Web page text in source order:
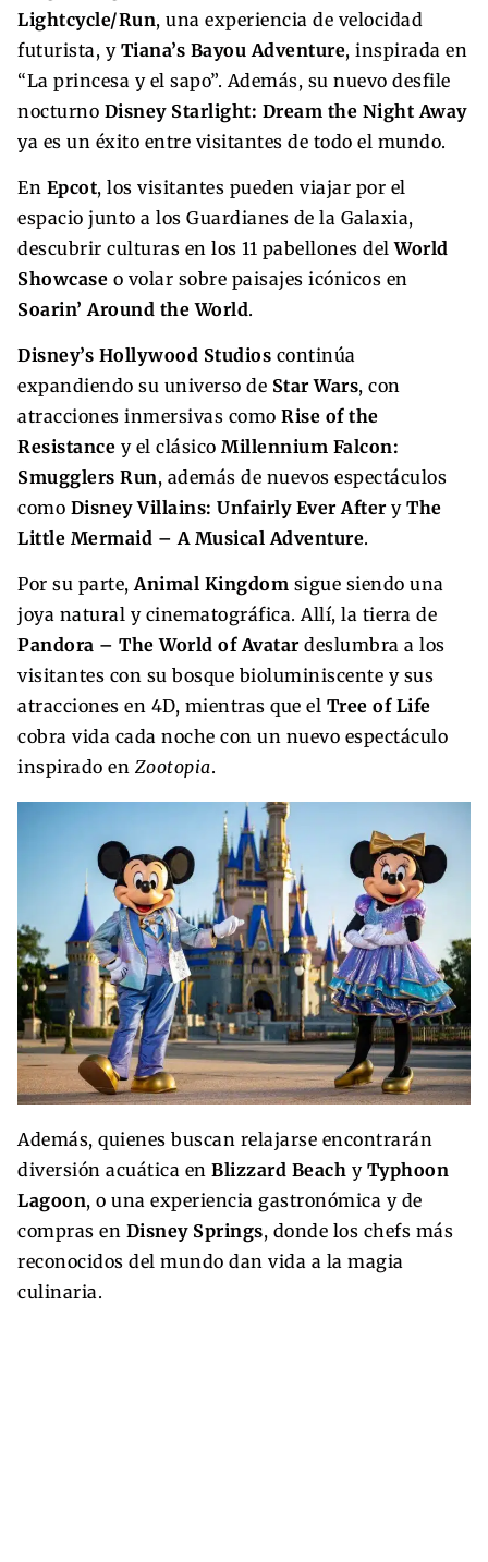
Lightcycle/Run, una experiencia de velocidad
futurista, y Tiana’s Bayou Adventure, inspirada en
“La princesa y el sapo”. Además, su nuevo desfile
nocturno Disney Starlight: Dream the Night Away
ya es un éxito entre visitantes de todo el mundo.
En Epcot, los visitantes pueden viajar por el
espacio junto a los Guardianes de la Galaxia,
descubrir culturas en los 11 pabellones delWorld
Showcase o volar sobre paisajes icónicos en
Soarin’ Around the World.
Disney’s Hollywood Studios continúa
expandiendo su universo de Star Wars, con
atracciones inmersivas como Rise of the
Resistance y el clásico Millennium Falcon:
Smugglers Run, además de nuevos espectáculos
como Disney Villains: Unfairly Ever Aftery The
Little Mermaid – A Musical Adventure.
Por su parte,Animal Kingdom sigue siendo una
joya natural y cinematográfica. Allí, la tierra de
Pandora – The World of Avatardeslumbra a los
visitantes con su bosque bioluminiscente y sus
atracciones en 4D, mientras que el Tree of Life
cobra vida cada noche con un nuevo espectáculo
inspirado en Zootopia.
Además, quienes buscan relajarse encontrarán
diversión acuática en Blizzard Beach y Typhoon
Lagoon, o una experiencia gastronómica y de
compras en Disney Springs, donde los chefs más
reconocidos del mundo dan vida a la magia
culinaria.